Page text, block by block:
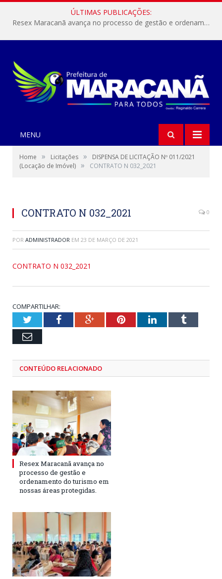
ÚLTIMAS PUBLICAÇÕES:
Resex Maracanã avança no processo de gestão e ordenamento do turismo em nossas áreas protegidas.
MENU
Home » Licitações »
DISPENSA DE LICITAÇÃO Nº 011/2021
(Locação de Imóvel) » CONTRATO N 032_2021
CONTRATO N 032_2021 0
POR ADMINISTRADOR EM 23 DE MARÇO DE 2021
CONTRATO N 032_2021
COMPARTILHAR:
TwitterFacebookGoogle+PinterestLinkedInTumblr
Email
CONTEÚDO RELACIONADO
Resex Maracanã avança no
processo de gestão e
ordenamento do turismo em
nossas áreas protegidas.